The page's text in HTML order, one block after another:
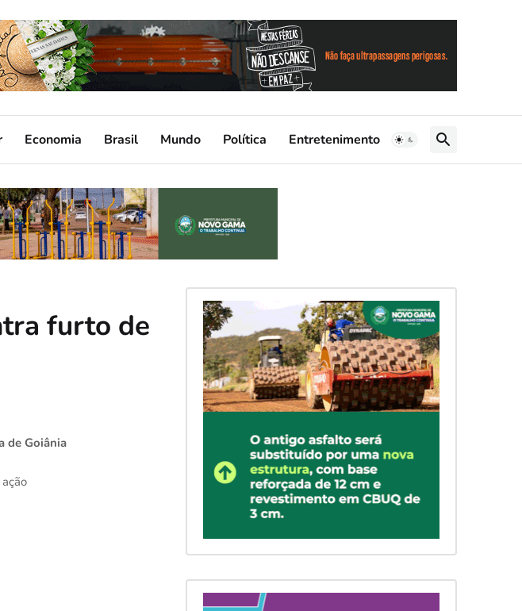
Economia Brasil Mundo Política Entretenimento
furto de
de Goiânia